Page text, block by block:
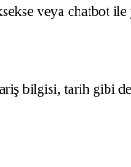
veya chatbot
bilgisi, tarih gibi